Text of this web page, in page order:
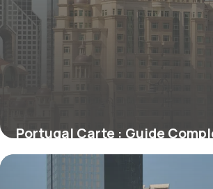
Portugal Carte : Guide
29 juin 2026